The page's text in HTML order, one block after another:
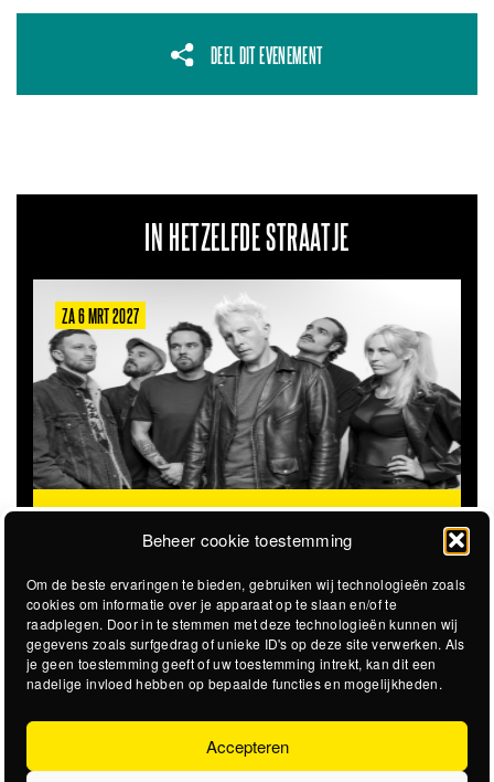
Beheer cookie toestemming
Om de beste ervaringen te bieden, gebruiken wij technologieën zoals
cookies om informatie over je apparaat op te slaan en/of te
raadplegen. Door in te stemmen met deze technologieën kunnen wij
gegevens zoals surfgedrag of unieke ID's op deze site verwerken. Als
je geen toestemming geeft of uw toestemming intrekt, kan dit een
nadelige invloed hebben op bepaalde functies en mogelijkheden.
Accepteren
DEEL DIT EVENEMENT
IN HETZELFDE STRAATJE
ZA 6 MRT 2027